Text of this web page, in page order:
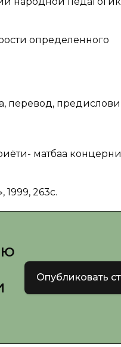
определенного
перевод,
матбаа
263с.
Опубликовать